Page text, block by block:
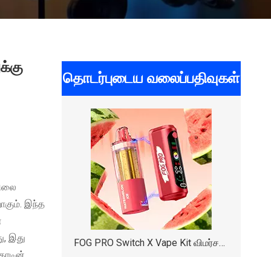
இந்த
இது
தொடர்புடைய வலைப்பதிவுகள்
FOG PRO Switch X Vape Kit விமர்சனம்: உடை, செயல்திறன் மற்றும் வசதி